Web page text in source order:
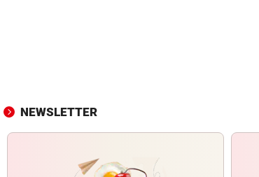
NEWSLETTER